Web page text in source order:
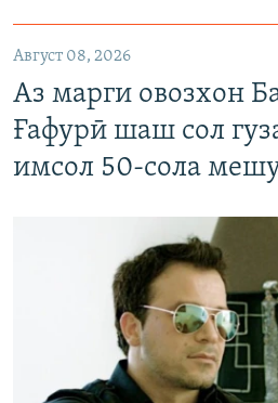
Август 08, 2026
Аз марги овозхон
Ғафурӣ шаш сол
имсол 50-сола